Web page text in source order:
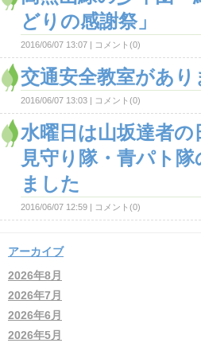
どりの感謝祭」
2016/06/07 13:07 コメント(0)
交通安全教室があり
2016/06/07 13:03 コメント(0)
水曜日は山坂達者の
見守り隊・青パト
ました
2016/06/07 12:59 コメント(0)
アーカイブ
2026年8月
2026年7月
2026年6月
2026年5月